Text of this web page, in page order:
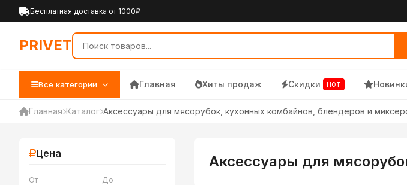
PRIVET — Каталог товаров по низким
Бесплатная доставка от 1000₽
PRIVET
Все категории Главная Хиты продаж Скидки HOT
Главная Каталог Аксессуары для мясорубок, кухонных комбайнов, блендеров и
Цена
От До
Аксессуары для